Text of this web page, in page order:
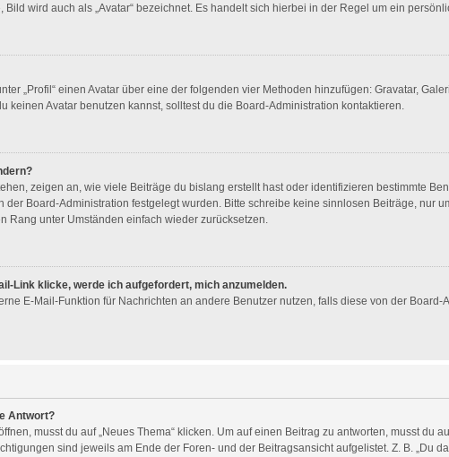
wird auch als „Avatar“ bezeichnet. Es handelt sich hierbei in der Regel um ein
„Profil“ einen Avatar über eine der folgenden vier Methoden hinzufügen: Gravatar,
keinen Avatar benutzen kannst, solltest du die Board-Administration kontaktieren.
zeigen an, wie viele Beiträge du bislang erstellt hast oder identifizieren bestimmte
der Board-Administration festgelegt wurden. Bitte schreibe keine sinnlosen Beiträge,
Rang unter Umständen einfach wieder zurücksetzen.
Link klicke, werde ich aufgefordert, mich anzumelden.
E-Mail-Funktion für Nachrichten an andere Benutzer nutzen, falls diese von der
Antwort?
musst du auf „Neues Thema“ klicken. Um auf einen Beitrag zu antworten, musst du
sind jeweils am Ende der Foren- und der Beitragsansicht aufgelistet. Z. B. „Du